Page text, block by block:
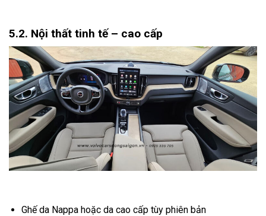
5.2. Nội thất tinh tế – cao cấp
Ghế da Nappa hoặc da cao cấp tùy phiên bản